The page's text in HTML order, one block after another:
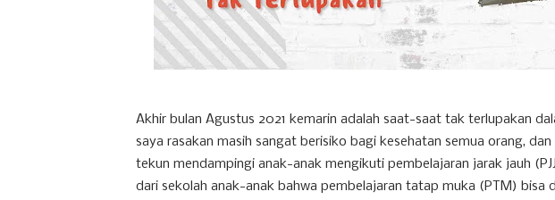
Akhir bulan Agustus 2021 kemarin adalah saat-saat tak terlupakan
saya rasakan masih sangat berisiko bagi kesehatan semua orang,
tekun mendampingi anak-anak mengikuti pembelajaran jarak jauh
dari sekolah anak-anak bahwa pembelajaran tatap muka (PTM) bisa